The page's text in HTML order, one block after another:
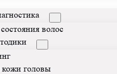
волос
головы